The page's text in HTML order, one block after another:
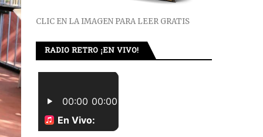
CLIC EN LA IMAGEN PARA LEER GRATIS
RADIO RETRO ¡EN VIVO!